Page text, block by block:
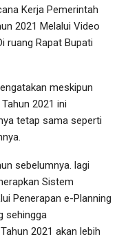
Kerja Pemerintah
2021 Melalui Video
ruang Rapat Bupati
meskipun
2021 ini
tetap sama seperti
sebelumnya. lagi
Sistem
Penerapan e-Planning
sehingga
2021 akan lebih